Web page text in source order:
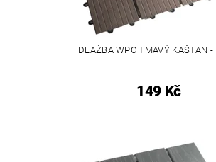
DLAŽBA WPC TMAVÝ KAŠTAN -
149 Kč